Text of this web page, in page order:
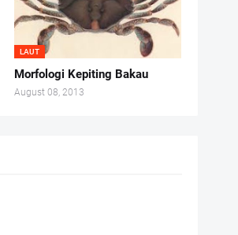
LAUT
Morfologi Kepiting Bakau
August 08, 2013